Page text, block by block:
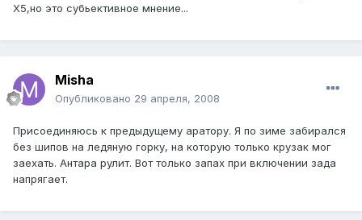
Х5,но это субьективное мнение...
Misha
Опубликовано 29 апреля, 2008
Присоединяюсь к предыдущему аратору. Я по зиме забирался
без шипов на ледяную горку, на которую только крузак мог
заехать. Антара рулит. Вот только запах при включении зада
напрягает.